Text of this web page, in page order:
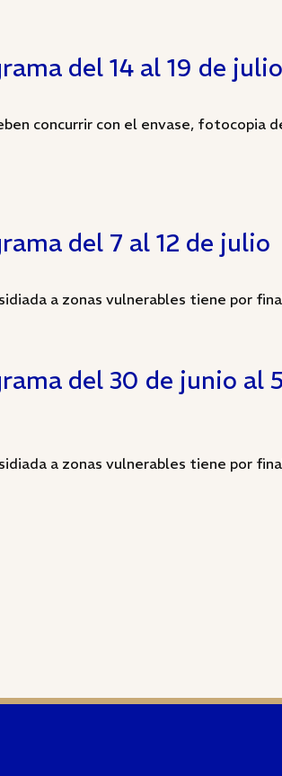
del 14 al 19 de julio
concurrir con el envase, fotocopia
del 7 al 12 de julio
a zonas vulnerables tiene por
del 30 de junio al
a zonas vulnerables tiene por